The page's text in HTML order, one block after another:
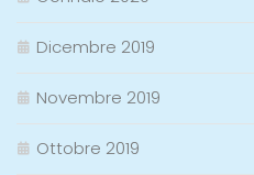
Dicembre 2019
Novembre 2019
Ottobre 2019